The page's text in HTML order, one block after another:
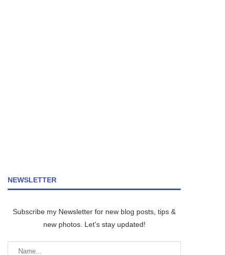
NEWSLETTER
Subscribe my Newsletter for new blog posts, tips &
new photos. Let's stay updated!